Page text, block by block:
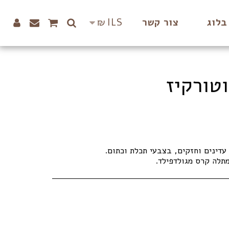
בלוג צור קשר ILS
₪
קרס מגולדפילד.